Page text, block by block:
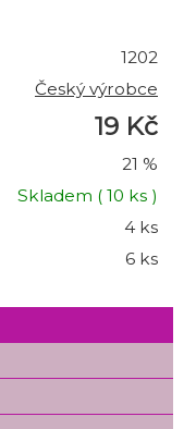
1202
Český výrobce
19 Kč
21 %
Skladem ( 10 ks )
4 ks
6 ks